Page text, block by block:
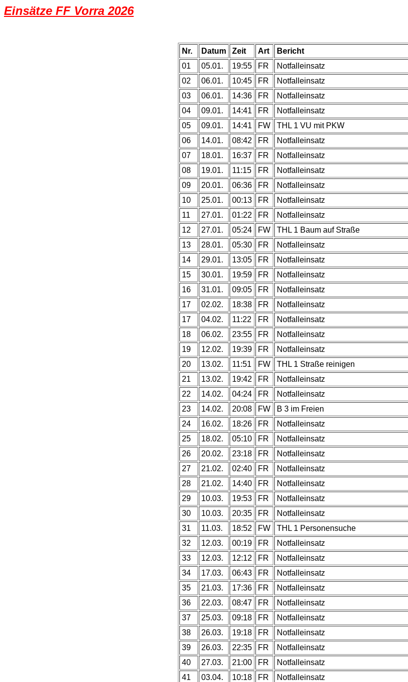
Einsätze FF Vorra 2026
Nr. Datum Zeit Art Bericht
01
05.01. 19:55 FR Notfalleinsatz
02
06.01. 10:45 FR Notfalleinsatz
03
06.01. 14:36 FR Notfalleinsatz
04
09.01. 14:41 FR Notfalleinsatz
05
09.01. 14:41 FW THL 1 VU mit PKW
06
14.01. 08:42 FR Notfalleinsatz
07
18.01. 16:37 FR Notfalleinsatz
08
19.01. 11:15 FR Notfalleinsatz
09
20.01. 06:36 FR Notfalleinsatz
10
25.01. 00:13 FR Notfalleinsatz
11
27.01. 01:22 FR Notfalleinsatz
12
27.01. 05:24 FW THL 1 Baum auf Straße
13
28.01. 05:30 FR Notfalleinsatz
14
29.01. 13:05 FR Notfalleinsatz
15
30.01. 19:59 FR Notfalleinsatz
16
31.01. 09:05 FR Notfalleinsatz
17
02.02. 18:38 FR Notfalleinsatz
17
04.02. 11:22 FR Notfalleinsatz
18
06.02. 23:55 FR Notfalleinsatz
19
12.02. 19:39 FR Notfalleinsatz
20
13.02. 11:51 FW THL 1 Straße reinigen
21
13.02. 19:42 FR Notfalleinsatz
22
14.02. 04:24 FR Notfalleinsatz
23
14.02. 20:08 FW B 3 im Freien
24
16.02. 18:26 FR Notfalleinsatz
25
18.02. 05:10 FR Notfalleinsatz
26
20.02. 23:18 FR Notfalleinsatz
27
21.02. 02:40 FR Notfalleinsatz
28
21.02. 14:40 FR Notfalleinsatz
29
10.03. 19:53 FR Notfalleinsatz
30
10.03. 20:35 FR Notfalleinsatz
31
11.03. 18:52 FW THL 1 Personensuche
32
12.03. 00:19 FR Notfalleinsatz
33
12.03. 12:12 FR Notfalleinsatz
34
17.03. 06:43 FR Notfalleinsatz
35
21.03. 17:36 FR Notfalleinsatz
36
22.03. 08:47 FR Notfalleinsatz
37
25.03. 09:18 FR Notfalleinsatz
38
26.03. 19:18 FR Notfalleinsatz
39
26.03. 22:35 FR Notfalleinsatz
40
27.03. 21:00 FR Notfalleinsatz
41
03.04. 10:18 FR Notfalleinsatz